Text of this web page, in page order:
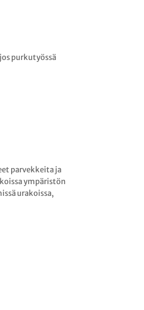
purkutyössä
parvekkeita ja
ympäristön
urakoissa,